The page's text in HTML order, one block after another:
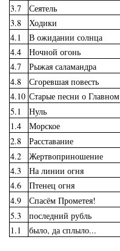
3.7
Сеятель
3.8
Ходики
4.1
В ожидании солнца
4.4
Ночной огонь
4.7
Рыжая саламандра
4.8
Сгоревшая повесть
4.10 Старые песни о Главном
5.1
Нуль
1.4
Морское
2.8
Расставание
4.2
Жертвоприношение
4.3
На линии огня
4.6
Птенец огня
4.9
Спасём Прометея!
5.3
последний рубль
1.1
было, да сплыло...